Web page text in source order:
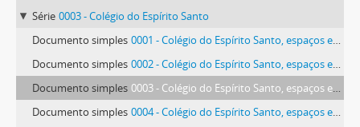
Série 0003 - Colégio do Espírito Santo
Documento simples 0001 - Colégio do Espírito Santo, espaços exteriores
Documento simples 0002 - Colégio do Espírito Santo, espaços exteriores
Documento simples 0003 - Colégio do Espírito Santo, espaços exteriores
Documento simples 0004 - Colégio do Espírito Santo, espaços exteriores